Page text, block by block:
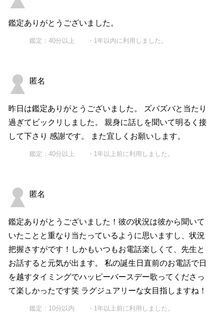
鑑定ありがとうございました。
鑑定：40分以上 ・1年以内に利用しました。
匿名
昨日は鑑定ありがとうございました。 ズバズバと当たり
過ぎてビックリしました。 親身に話しを聞いて明るく接
して下さり 感謝です。 また宜しくお願いします。
鑑定：40分以上 ・1年以上前に利用しました。
匿名
鑑定ありがとうございました！彼の状況は彼から聞いて
いたことと重なり当たっているように思いますし、状況
把握さすがです！しかもいつもお電話楽しくて、先生と
お話すると元気が出ます。 私の誕生日直前のお電話で日
を越すタイミングでハッピーバースデー歌ってくださっ
て楽しかったです笑 ラグジュアリーな女目指しますね！
鑑定：10分以内 ・1年以上前に利用しました。